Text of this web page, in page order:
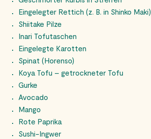
Eingelegter Rettich (z. B. in Shinko Maki)
Shiitake Pilze
Inari Tofutaschen
Eingelegte Karotten
Spinat (Horenso)
Koya Tofu – getrockneter Tofu
Gurke
Avocado
Mango
Rote Paprika
Sushi-Ingwer